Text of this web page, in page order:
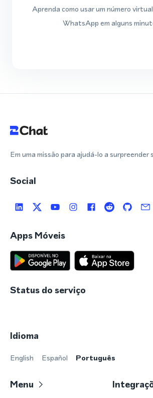
Aprenda como usar um número
WhatsApp em alguns
Em uma missão para ajudá-lo a surpreender
Social
Apps Móveis
Status do serviço
Idioma
English Español Português
Menu